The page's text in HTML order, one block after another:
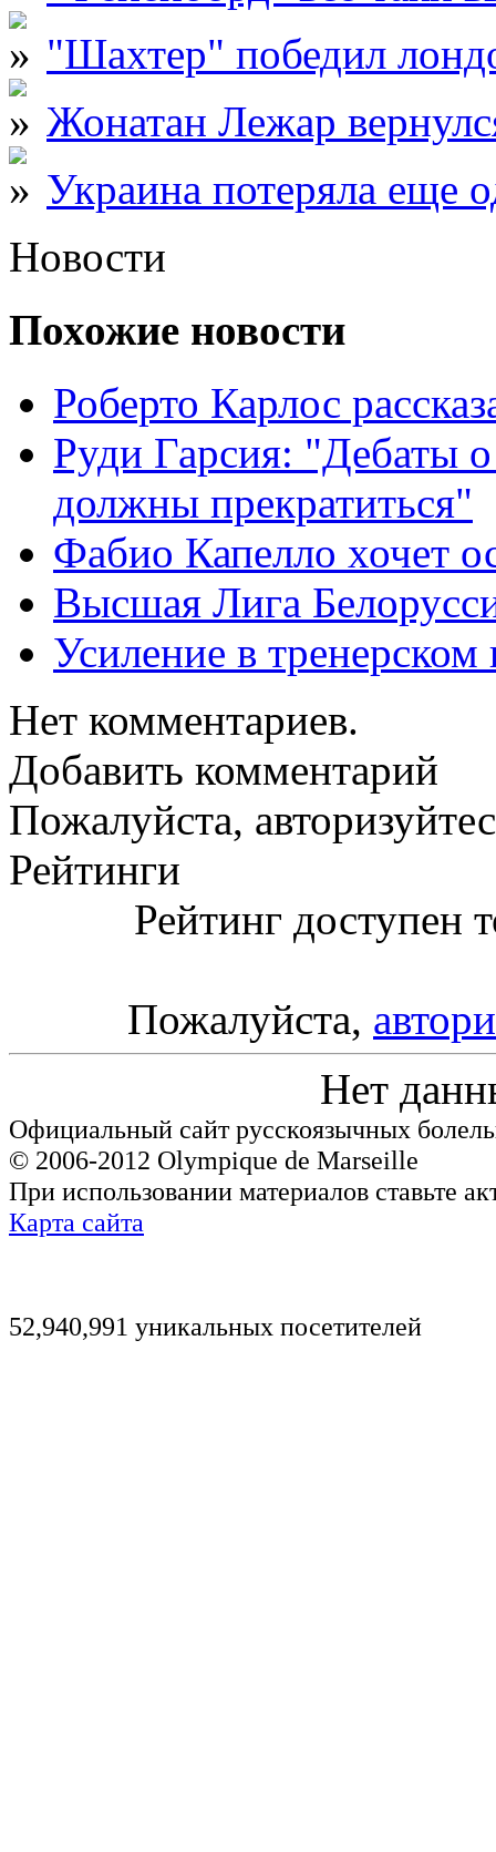
"Шахтер" победил
Жонатан Лежар
Украина потеряла еще
Новости
Похожие новости
Роберто Карлос
Руди Гарсия: "Дебаты
должны прекратиться"
Фабио Капелло хочет
Высшая Лига
Усиление в
Нет комментариев.
Добавить комментарий
Пожалуйста,
Рейтинги
Рейтинг доступен
Пожалуйста,
Нет
Официальный сайт русскоязычных
© 2006-2012 Olympique de Marseille
При использовании материалов ставьте
Карта сайта
52,940,991 уникальных посетителей